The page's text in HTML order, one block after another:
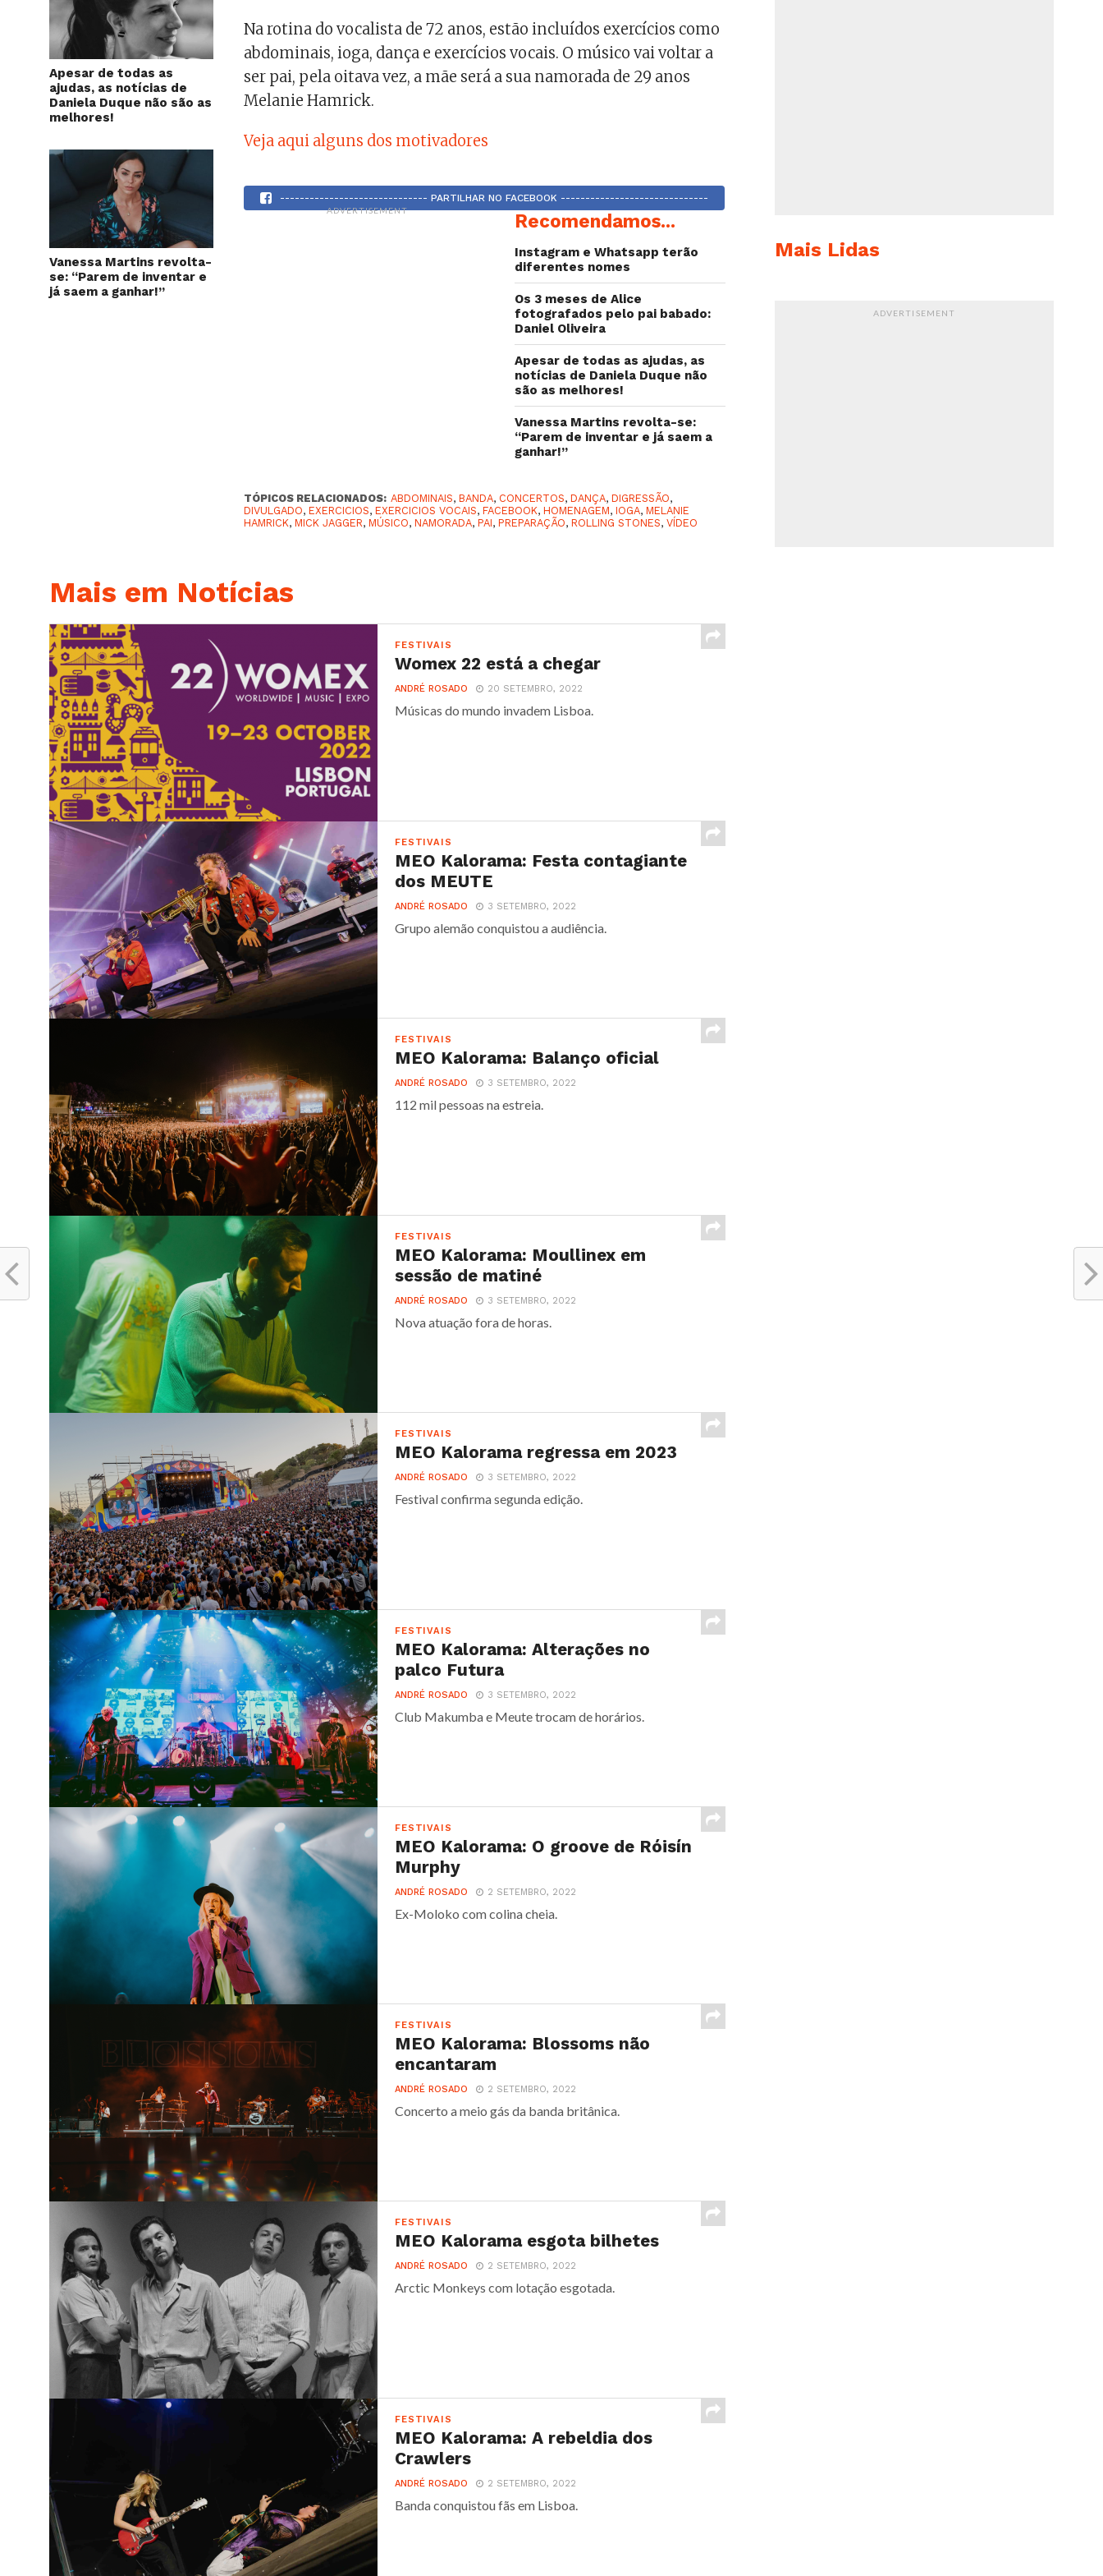
Apesar de todas as
ajudas, as notícias de
Daniela Duque não são as
melhores!
Vanessa Martins revolta-
se: “Parem de inventar e
já saem a ganhar!”
Na rotina do vocalista de 72 anos, estão incluídos exercícios como
abdominais, ioga, dança e exercícios vocais. O músico vai voltar a
ser pai, pela oitava vez, a mãe será a sua namorada de 29 anos
Melanie Hamrick.
Veja aqui alguns dos motivadores
------------------------------ PARTILHAR NO FACEBOOK ------------------------------
ADVERTISEMENT Recomendamos...
Instagram e Whatsapp terão
diferentes nomes
Os 3 meses de Alice
fotografados pelo pai babado:
Daniel Oliveira
Apesar de todas as ajudas, as
notícias de Daniela Duque não
são as melhores!
Vanessa Martins revolta-se:
“Parem de inventar e já saem a
ganhar!”
TÓPICOS RELACIONADOS: ABDOMINAIS,BANDA, CONCERTOS,DANÇA,DIGRESSÃO,
DIVULGADO,EXERCICIOS,EXERCICIOS VOCAIS,FACEBOOK,HOMENAGEM,IOGA,MELANIE
HAMRICK,MICK JAGGER,MÚSICO,NAMORADA,PAI,PREPARAÇÃO,ROLLING STONES,VÍDEO
Mais em Notícias
FESTIVAIS
Womex 22 está a chegar
ANDRÉ ROSADO 20 SETEMBRO, 2022
Músicas do mundo invadem Lisboa.
FESTIVAIS
MEO Kalorama: Festa contagiante
dos MEUTE
ANDRÉ ROSADO 3 SETEMBRO, 2022
Grupo alemão conquistou a audiência.
FESTIVAIS
MEO Kalorama: Balanço oficial
ANDRÉ ROSADO 3 SETEMBRO, 2022
112 mil pessoas na estreia.
FESTIVAIS
MEO Kalorama: Moullinex em
sessão de matiné
ANDRÉ ROSADO 3 SETEMBRO, 2022
Nova atuação fora de horas.
FESTIVAIS
MEO Kalorama regressa em 2023
ANDRÉ ROSADO 3 SETEMBRO, 2022
Festival confirma segunda edição.
FESTIVAIS
MEO Kalorama: Alterações no
palco Futura
ANDRÉ ROSADO 3 SETEMBRO, 2022
Club Makumba e Meute trocam de horários.
FESTIVAIS
MEO Kalorama: O groove de Róisín
Murphy
ANDRÉ ROSADO 2 SETEMBRO, 2022
Ex-Moloko com colina cheia.
FESTIVAIS
MEO Kalorama: Blossoms não
encantaram
ANDRÉ ROSADO 2 SETEMBRO, 2022
Concerto a meio gás da banda britânica.
FESTIVAIS
MEO Kalorama esgota bilhetes
ANDRÉ ROSADO 2 SETEMBRO, 2022
Arctic Monkeys com lotação esgotada.
FESTIVAIS
MEO Kalorama: A rebeldia dos
Crawlers
ANDRÉ ROSADO 2 SETEMBRO, 2022
Banda conquistou fãs em Lisboa.
Mais Lidas
ADVERTISEMENT